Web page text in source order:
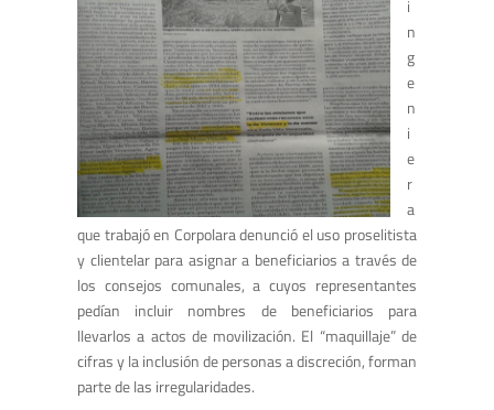
i
n
g
e
n
i
e
r
a
que trabajó en Corpolara denunció el uso proselitista
y clientelar para asignar a beneficiarios a través de
los consejos comunales, a cuyos representantes
pedían incluir nombres de beneficiarios para
llevarlos a actos de movilización. El “maquillaje” de
cifras y la inclusión de personas a discreción, forman
parte de las irregularidades.